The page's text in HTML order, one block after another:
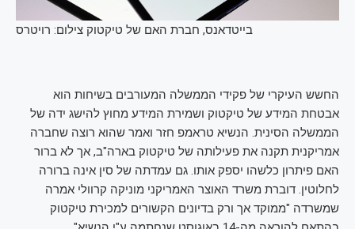
בייטדאנס, חברת האם של טיקטוק צילום: רויטרס
החשש העיקרי של פקידי הממשלה המעורבים בשיחות הוא
אבטחת המידע של טיקטוק ושמירת המידע מחוץ להישג ידה של
הממשלה הסינית. הנשיא טראמפ חזר ואמר שהוא רוצה שחברה
אמריקנית תקנה את פעילותה של טיקטוק בארה"ב, אך לא ברור
האם פיתרון כלשהו יספק אותו. גם עמדתה של סין אינה ברורה
לחלוטין. דוברת משרד האוצר האמריקני מוניקה קרוולי אמרה
שמשרדה "ממוקד אך ורק בדיונים הקשורים למכירת טיקטוק